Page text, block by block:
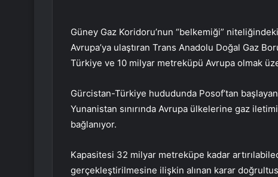
Güney Gaz Koridoru’nun “belkemiği”
Avrupa’ya ulaştıran Trans Anadolu Doğal Gaz
Türkiye ve 10 milyar metreküpü Avrupa olmak
Gürcistan-Türkiye hududunda Posof’tan
Yunanistan sınırında Avrupa ülkelerine gaz
bağlanıyor.
Kapasitesi 32 milyar metreküpe kadar
gerçekleştirilmesine ilişkin alınan karar